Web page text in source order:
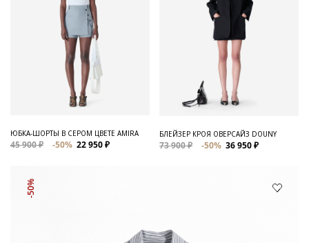
ЮБКА-ШОРТЫ В СЕРОМ ЦВЕТЕ AMIRA
45 900 ₽ -50% 22 950 ₽
БЛЕЙЗЕР КРОЯ ОВЕРСАЙЗ DOUNY
73 900 ₽ -50% 36 950 ₽
-50%